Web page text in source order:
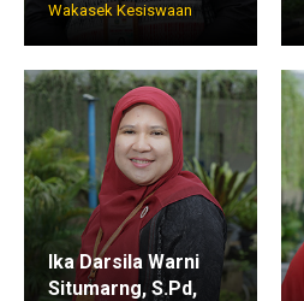
Wakasek Kesiswaan
Ika Darsila Warni
Situmarng, S.Pd,